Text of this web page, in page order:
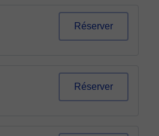
Réserver
Réserver